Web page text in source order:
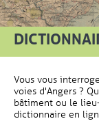
Vous vous
voies d'Angers ?
bâtiment ou le
dictionnaire en